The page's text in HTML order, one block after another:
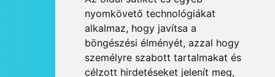
nyomkövető technológiákat
alkalmaz, hogy javítsa a
böngészési élményét, azzal hogy
személyre szabott tartalmakat és
célzott hirdetéseket jelenít meg,
RSS
JOGI NYILATKOZAT
KAPCSOLAT
OLDALTÉRKÉP